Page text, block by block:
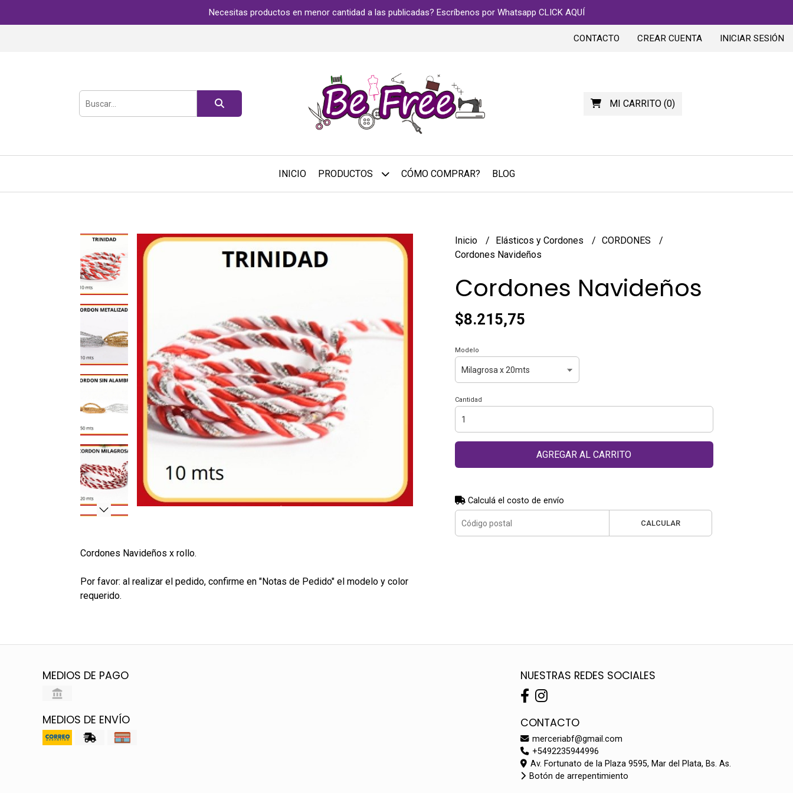
Necesitas productos en menor cantidad a las publicadas? Escríbenos por Whatsapp CLICK AQUÍ
CONTACTO CREAR CUENTA INICIAR SESIÓN
MI CARRITO(0)
INICIO PRODUCTOS CÓMO COMPRAR? BLOG
Cordones Navideños x rollo.
Por favor: al realizar el pedido, confirme en "Notas de Pedido" el modelo y color
requerido.
Inicio Elásticos y Cordones
CORDONES
Cordones Navideños
Cordones Navideños
$8.215,75
Modelo
Cantidad
AGREGAR AL CARRITO
Calculá el costo de envío
CALCULAR
MEDIOS DE PAGO
MEDIOS DE ENVÍO
NUESTRAS REDES SOCIALES
CONTACTO
merceriabf@gmail.com
+5492235944996
Av. Fortunato de la Plaza 9595, Mar del Plata, Bs. As.
Botón de arrepentimiento